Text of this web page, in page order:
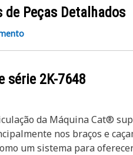
de Peças Detalhados
série 2K-7648
da Máquina Cat®
nos braços e
um sistema para